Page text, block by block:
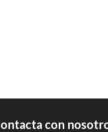
con